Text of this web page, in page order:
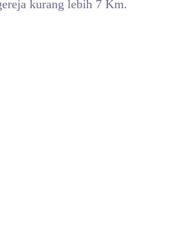
kurang lebih 7 Km.